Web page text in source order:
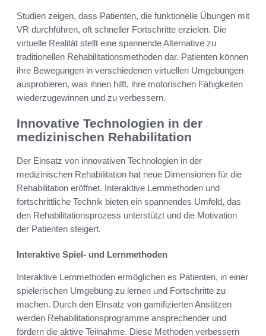
Studien zeigen, dass Patienten, die funktionelle Übungen mit
VR durchführen, oft schneller Fortschritte erzielen. Die
virtuelle Realität stellt eine spannende Alternative zu
traditionellen Rehabilitationsmethoden dar. Patienten können
ihre Bewegungen in verschiedenen virtuellen Umgebungen
ausprobieren, was ihnen hilft, ihre motorischen Fähigkeiten
wiederzugewinnen und zu verbessern.
Innovative Technologien in der
medizinischen Rehabilitation
Der Einsatz von innovativen Technologien in der
medizinischen Rehabilitation hat neue Dimensionen für die
Rehabilitation eröffnet. Interaktive Lernmethoden und
fortschrittliche Technik bieten ein spannendes Umfeld, das
den Rehabilitationsprozess unterstützt und die Motivation
der Patienten steigert.
Interaktive Spiel- und Lernmethoden
Interaktive Lernmethoden ermöglichen es Patienten, in einer
spielerischen Umgebung zu lernen und Fortschritte zu
machen. Durch den Einsatz von gamifizierten Ansätzen
werden Rehabilitationsprogramme ansprechender und
fördern die aktive Teilnahme. Diese Methoden verbessern